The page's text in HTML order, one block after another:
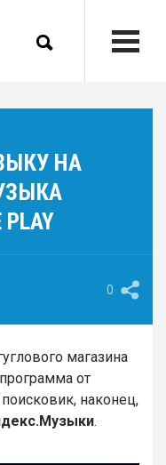
НА
0
магазина
от
наконец,
.